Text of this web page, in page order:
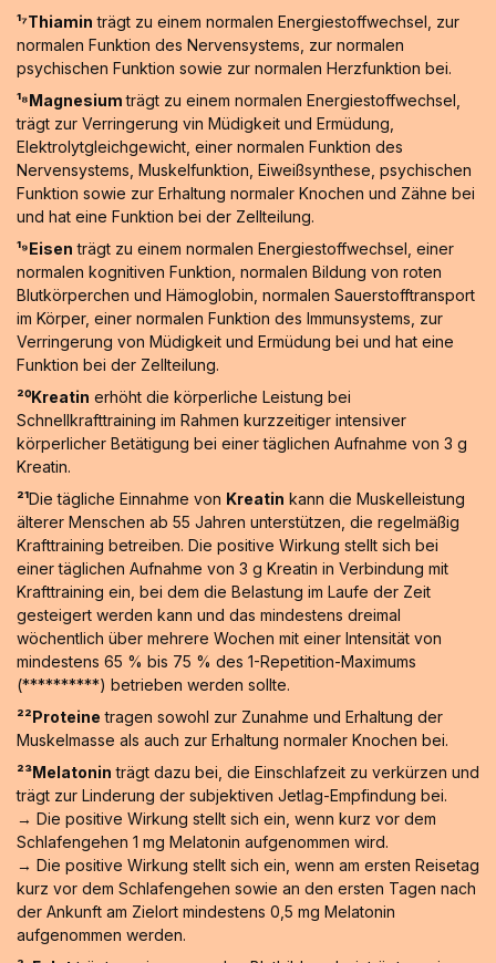
¹⁷Thiamin trägt zu einem normalen Energiestoffwechsel, zur
normalen Funktion des Nervensystems, zur normalen
psychischen Funktion sowie zur normalen Herzfunktion bei.
¹⁸Magnesiumträgt zu einem normalen Energiestoffwechsel,
trägt zur Verringerung vin Müdigkeit und Ermüdung,
Elektrolytgleichgewicht, einer normalen Funktion des
Nervensystems, Muskelfunktion, Eiweißsynthese, psychischen
Funktion sowie zur Erhaltung normaler Knochen und Zähne bei
und hat eine Funktion bei der Zellteilung.
¹⁹Eisen trägt zu einem normalen Energiestoffwechsel, einer
normalen kognitiven Funktion, normalen Bildung von roten
Blutkörperchen und Hämoglobin, normalen Sauerstofftransport
im Körper, einer normalen Funktion des Immunsystems, zur
Verringerung von Müdigkeit und Ermüdung bei und hat eine
Funktion bei der Zellteilung.
²⁰Kreatin erhöht die körperliche Leistung bei
Schnellkrafttraining im Rahmen kurzzeitiger intensiver
körperlicher Betätigung bei einer täglichen Aufnahme von 3 g
Kreatin.
²¹Die tägliche Einnahme von Kreatin kann die Muskelleistung
älterer Menschen ab 55 Jahren unterstützen, die regelmäßig
Krafttraining betreiben. Die positive Wirkung stellt sich bei
einer täglichen Aufnahme von 3 g Kreatin in Verbindung mit
Krafttraining ein, bei dem die Belastung im Laufe der Zeit
gesteigert werden kann und das mindestens dreimal
wöchentlich über mehrere Wochen mit einer Intensität von
mindestens 65 % bis 75 % des 1-Repetition-Maximums
(**********) betrieben werden sollte.
²²Proteine tragen sowohl zur Zunahme und Erhaltung der
Muskelmasse als auch zur Erhaltung normaler Knochen bei.
²³Melatonin trägt dazu bei, die Einschlafzeit zu verkürzen und
trägt zur Linderung der subjektiven Jetlag-Empfindung bei.
→ Die positive Wirkung stellt sich ein, wenn kurz vor dem
Schlafengehen 1 mg Melatonin aufgenommen wird.
→ Die positive Wirkung stellt sich ein, wenn am ersten Reisetag
kurz vor dem Schlafengehen sowie an den ersten Tagen nach
der Ankunft am Zielort mindestens 0,5 mg Melatonin
aufgenommen werden.